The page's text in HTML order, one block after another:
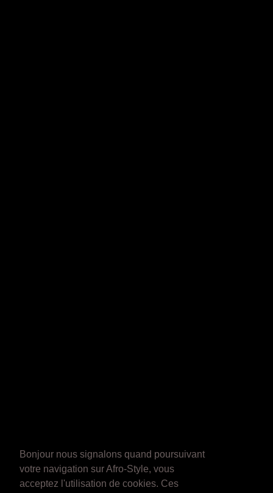
Bonjour nous signalons quand poursuivant
votre navigation sur Afro-Style, vous
acceptez l'utilisation de cookies. Ces